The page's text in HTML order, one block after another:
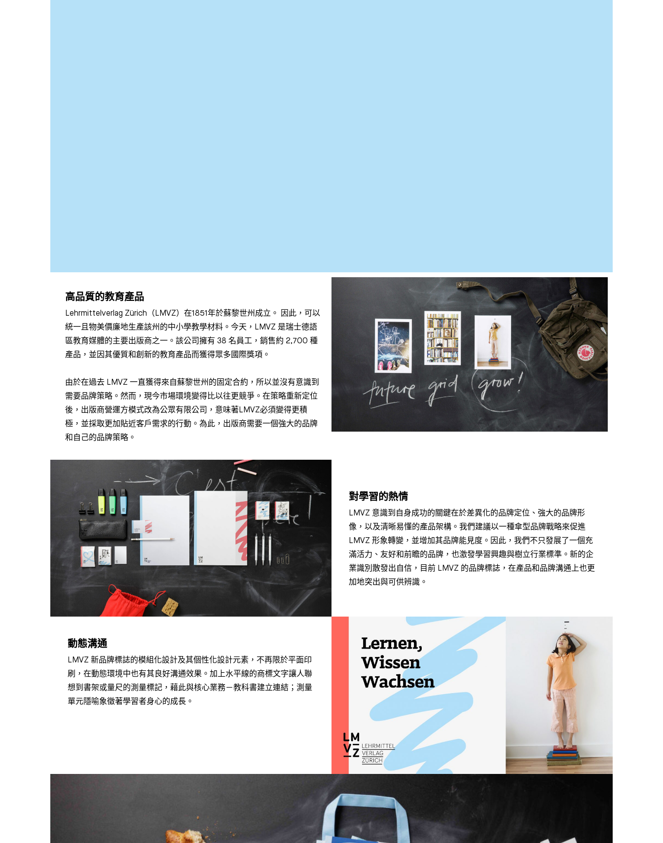
高品質的教育產品
Lehrmittelverlag Zürich（LMVZ）在1851年於蘇黎世州成立。 因此，可以
統一且物美價廉地生產該州的中小學教學材料。今天，LMVZ 是瑞士德語
區教育媒體的主要出版商之一。該公司擁有 38 名員工，銷售約 2,700 種
產品，並因其優質和創新的教育產品而獲得眾多國際獎項。
由於在過去 LMVZ 一直獲得來自蘇黎世州的固定合約，所以並沒有意識到
需要品牌策略。然而，現今市場環境變得比以往更競爭。在策略重新定位
後，出版商營運方模式改為公眾有限公司，意味著LMVZ必須變得更積
極，並採取更加貼近客戶需求的行動。為此，出版商需要一個強大的品牌
和自己的品牌策略。
對學習的熱情
LMVZ 意識到自身成功的關鍵在於差異化的品牌定位、強大的品牌形
像，以及清晰易懂的產品架構。我們建議以一種傘型品牌戰略來促進
LMVZ 形象轉變，並增加其品牌能見度。因此，我們不只發展了一個充
滿活力、友好和前瞻的品牌，也激發學習興趣與樹立行業標準。新的企
業識別散發出自信，目前 LMVZ 的品牌標誌，在產品和品牌溝通上也更
加地突出與可供辨識。
動態溝通
LMVZ 新品牌標誌的模組化設計及其個性化設計元素，不再限於平面印
刷，在動態環境中也有其良好溝通效果。加上水平線的商標文字讓人聯
想到書架或量尺的測量標記，藉此與核心業務－教科書建立連結；測量
單元隱喻象徵著學習者身心的成長。